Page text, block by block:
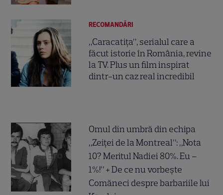
RECOMANDĂRI
„Caracatița”, serialul care a
făcut istorie în România, revine
la TV. Plus un film inspirat
dintr-un caz real incredibil
Omul din umbră din echipa
„Zeiței de la Montreal”: „Nota
10? Meritul Nadiei 80%. Eu –
1%!” + De ce nu vorbește
Comăneci despre barbariile lui